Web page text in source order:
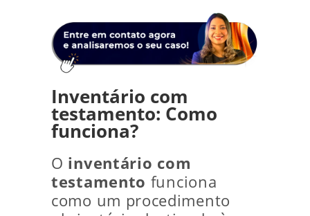
Inventário com
testamento: Como
funciona?
O inventário com
testamento funciona
como um procedimento